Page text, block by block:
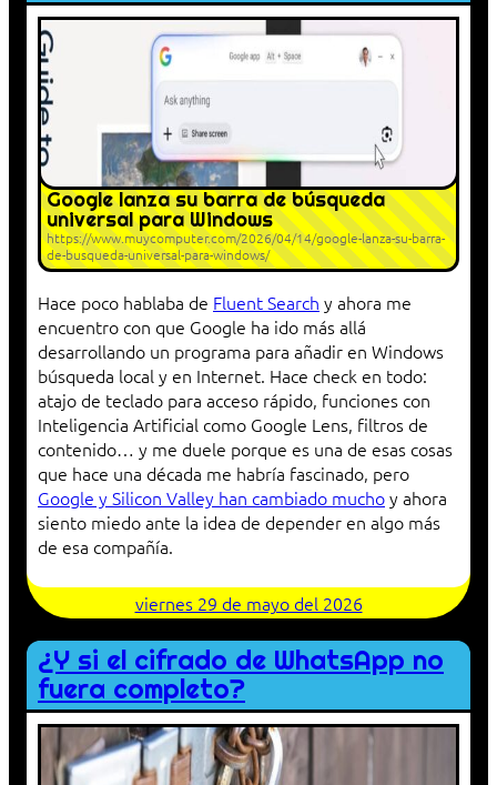
Google lanza su barra de búsqueda
universal para Windows
https://www.muycomputer.com/2026/04/14/google-lanza-su-barra-
de-busqueda-universal-para-windows/
Hace poco hablaba de Fluent Search y ahora me
encuentro con que Google ha ido más allá
desarrollando un programa para añadir en Windows
búsqueda local y en Internet. Hace check en todo:
atajo de teclado para acceso rápido, funciones con
Inteligencia Artificial como Google Lens, filtros de
contenido… y me duele porque es una de esas cosas
que hace una década me habría fascinado, pero
Google y Silicon Valley han cambiado muchoy ahora
siento miedo ante la idea de depender en algo más
de esa compañía.
viernes 29 de mayo del 2026
¿Y si el cifrado de WhatsApp no
fuera completo?